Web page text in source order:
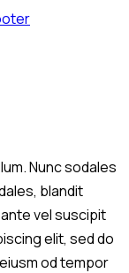
Nunc sodales
blandit
vel suscipit
elit, sed do
od tempor